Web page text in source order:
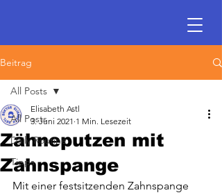
Beitrag
All Posts
Daily Routine
Tipps
All Posts
Zähneputzen mit
Zahnspange
Elisabeth Astl
3. Juni 2021 1 Min. Lesezeit
Mit einer festsitzenden Zahnspange